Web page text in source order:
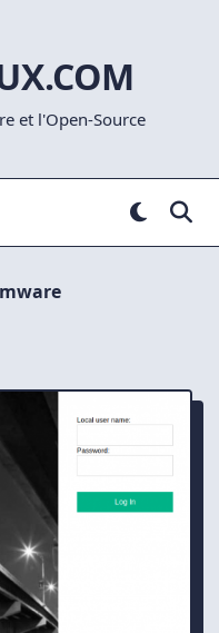
et l'Open-Source